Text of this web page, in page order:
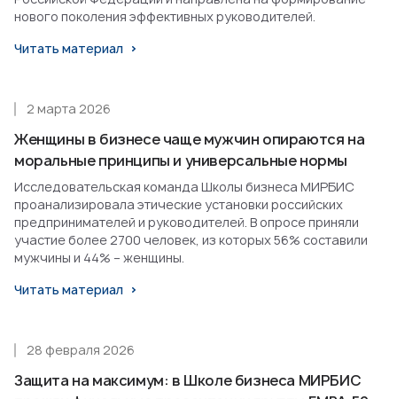
нового поколения эффективных руководителей.
Читать материал
Женщины в бизнесе чаще мужчин опираются на
моральные принципы и универсальные нормы
2 марта 2026
Исследовательская команда Школы бизнеса МИРБИС
проанализировала этические установки российских
предпринимателей и руководителей. В опросе приняли
участие более 2700 человек, из которых 56% составили
мужчины и 44% – женщины.
Читать материал
Защита на максимум: в Школе бизнеса МИРБИС
28 февраля 2026